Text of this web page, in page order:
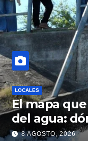
LOCALES
El mapa
del agua:
puntos de
8 AGOSTO, 2026